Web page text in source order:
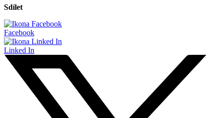
Sdílet
Facebook
Linked In